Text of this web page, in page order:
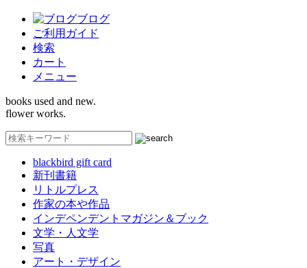
ブログ
ご利用ガイド
検索
カート
メニュー
books used and new.
flower works.
blackbird gift card
新刊書籍
リトルプレス
作家の本や作品
インデペンデントマガジン＆ブック
文学・人文学
写真
アート・デザイン